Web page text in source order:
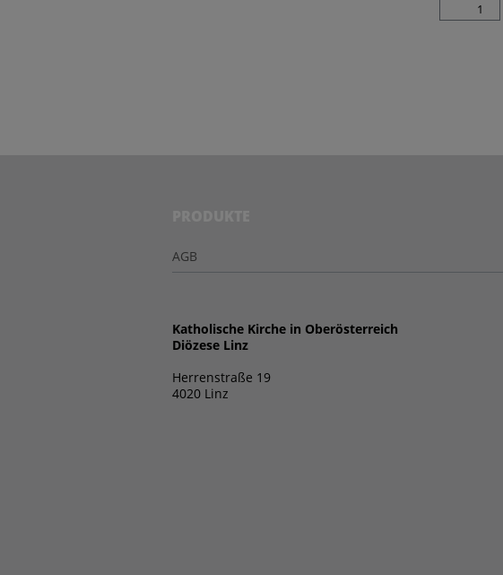
AGB
Katholische Kirche in Oberösterreich
Diözese Linz
Herrenstraße 19
4020 Linz